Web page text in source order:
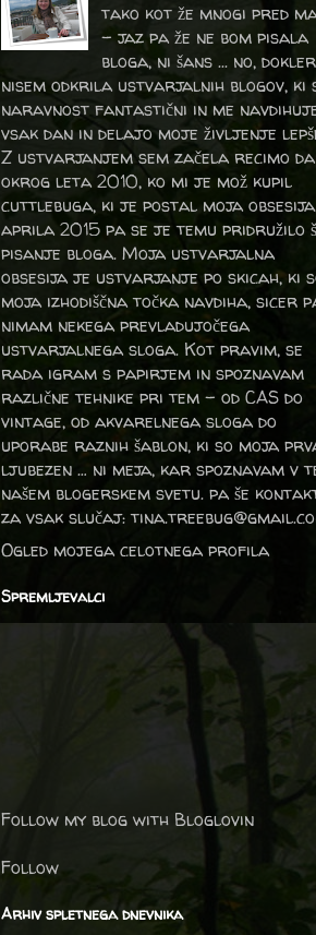
tako kot že mnogi pred
- jaz pa že ne bom pisala
bloga, ni šans ... no, dokler
nisem odkrila ustvarjalnih blogov, ki
naravnost fantastični in me
vsak dan in delajo moje življenje
Z ustvarjanjem sem začela recimo da
okrog leta 2010, ko mi je mož kupil
cuttlebuga, ki je postal moja
aprila 2015 pa se je temu pridružilo
pisanje bloga. Moja ustvarjalna
obsesija je ustvarjanje po skicah, ki
moja izhodiščna točka navdiha, sicer
nimam nekega prevladujočega
ustvarjalnega sloga. Kot pravim, se
rada igram s papirjem in spoznavam
različne tehnike pri tem – od CAS do
vintage, od akvarelnega sloga do
uporabe raznih šablon, ki so moja
ljubezen … ni meja, kar spoznavam v
našem blogerskem svetu. pa še
za vsak slučaj:
Ogled mojega celotnega profila
Spremljevalci
Follow my blog with Bloglovin
Follow
Arhiv spletnega dnevnika